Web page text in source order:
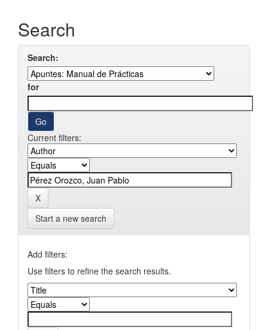
Search
Search:
for
Current filters:
Start a new search
Add filters:
Use filters to refine the search results.